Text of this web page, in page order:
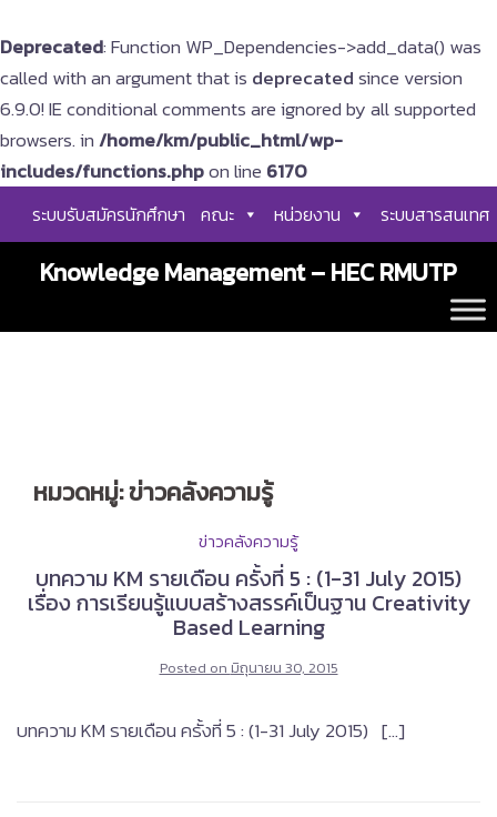
Deprecated: Function WP_Dependencies->add_data() was
called with an argument that is deprecatedsince version
6.9.0! IE conditional comments are ignored by all supported
browsers. in/home/km/public_html/wp-
includes/functions.phpon line 6170
content
ระบบรับสมัครนักศึกษา คณะ หน่วยงาน ระบบสารสนเทศ
Knowledge Management – HEC RMUTP
หมวดหมู่:ข่าวคลังความรู้
ข่าวคลังความรู้
บทความ KM รายเดือน ครั้งที่ 5 : (1-31 July 2015)
เรื่อง การเรียนรู้แบบสร้างสรรค์เป็นฐาน Creativity
Based Learning
Posted on มิถุนายน 30, 2015
บทความ KM รายเดือน ครั้งที่ 5 : (1-31 July 2015) […]